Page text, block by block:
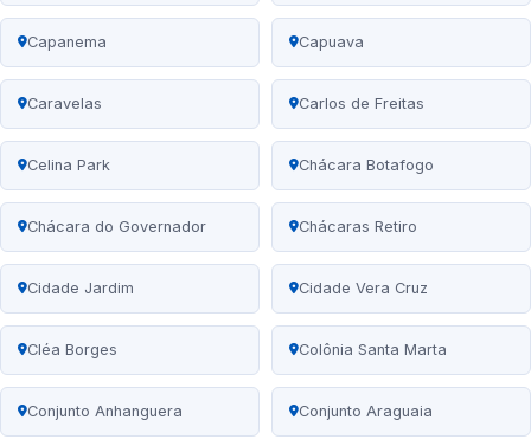
Capanema Capuava
Caravelas Carlos de Freitas
Celina Park Chácara Botafogo
Chácara do Governador Chácaras Retiro
Cidade Jardim Cidade Vera Cruz
Cléa Borges Colônia Santa Marta
Conjunto Anhanguera Conjunto Araguaia